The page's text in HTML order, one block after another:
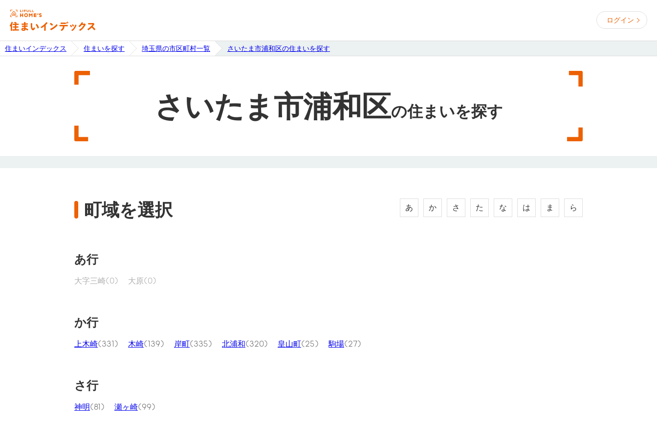
ログイン
住まいインデックス 住まいを探す 埼玉県の市区町村一覧 さいたま市浦和区の住まいを探す
さいたま市浦和区の住まいを探す
町域を選択 あ か さ た な は ま ら
あ行
大字三崎(0) 大原(0)
か行
上木崎(331) 木崎(139) 岸町(335) 北浦和(320) 皇山町(25) 駒場(27)
さ行
神明(81) 瀬ヶ崎(99)